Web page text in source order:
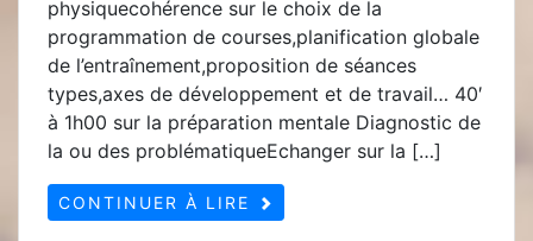
physiquecohérence sur le choix de la
programmation de courses,planification globale
de l’entraînement,proposition de séances
types,axes de développement et de travail… 40′
à 1h00 sur la préparation mentale Diagnostic de
la ou des problématiqueEchanger sur la […]
CONTINUER À LIRE